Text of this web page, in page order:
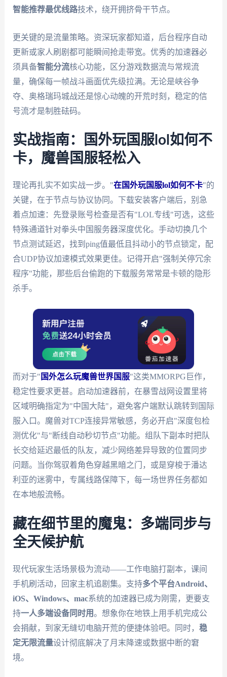
智能推荐最优线路技术，绕开拥挤骨干节点。
更关键的是流量策略。资深玩家都知道，后台程序自动
更新或家人刷剧都可能瞬间抢走带宽。优秀的加速器必
须具备智能分流核心功能，区分游戏数据流与常规流
量，确保每一帧战斗画面优先级拉满。无论是峡谷争
夺、奥格瑞玛城战还是惊心动魄的开荒时刻，稳定的信
号流才是制胜砝码。
实战指南：国外玩国服lol如何不
卡，魔兽国服轻松入
理论再扎实不如实战一步。"在国外玩国服lol如何不卡"的
关键，在于节点与协议协同。下载安装客户端后，别急
着点加速：先登录账号检查是否有"LOL专线"可选，这些
特殊通道针对拳头中国服务器深度优化。手动切换几个
节点测试延迟，找到ping值最低且抖动小的节点锁定，配
合UDP协议加速模式效果更佳。记得开启"强制关停冗余
程序"功能，那些后台偷跑的下载服务常常是卡顿的隐形
杀手。
而对于" 国外怎么玩魔兽世界国服"这类MMORPG巨作，
稳定性要求更甚。启动加速器前，在暴雪战网设置里将
区域明确指定为"中国大陆"，避免客户端默认跳转到国际
服入口。魔兽对TCP连接异常敏感，务必开启"深度包检
测优化"与"断线自动秒切节点"功能。组队下副本时把队
长交给延迟最低的队友，减少网络差异导致的位置同步
问题。当你驾驭着角色穿越黑暗之门，或是穿梭于潘达
利亚的迷雾中，专属线路保障下，每一场世界任务都如
在本地般流畅。
藏在细节里的魔鬼：多端同步与
全天候护航
现代玩家生活场景极为流动——工作电脑打副本，课间
手机刷活动，回家主机追剧集。支持多个平台Android、
iOS、Windows、mac系统的加速器已成为刚需，更要支
持一人多端设备同时用。想象你在地铁上用手机完成公
会捐献，到家无缝切电脑开荒的便捷体验吧。同时， 稳
定无限流量设计彻底解决了月末降速或数据中断的窘
境。